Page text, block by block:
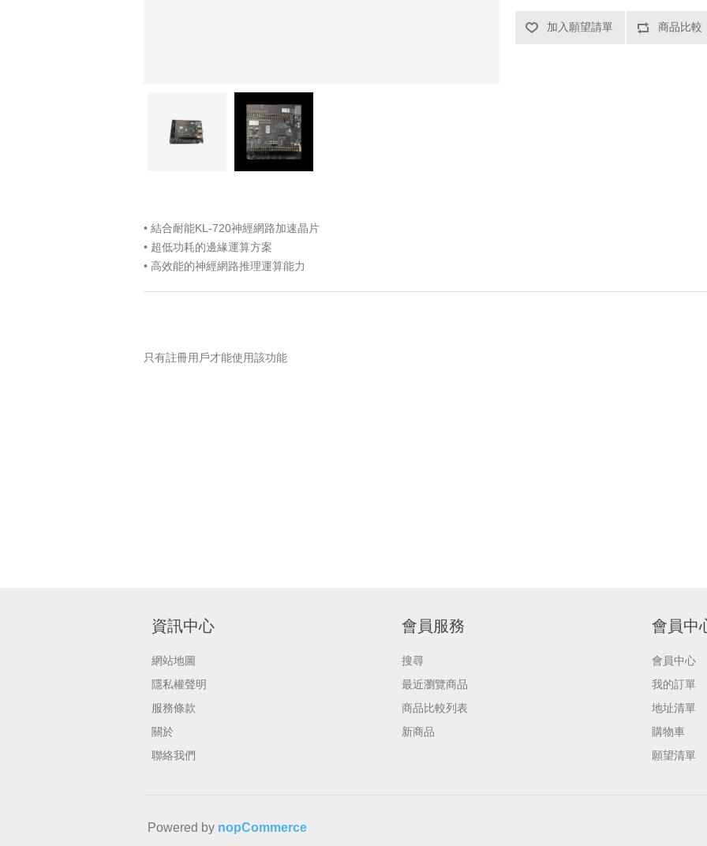
加入願望請單 商品比較
• 結合耐能KL-720神經網路加速晶片
• 超低功耗的邊緣運算方案
• 高效能的神經網路推理運算能力
只有註冊用戶才能使用該功能
資訊中心
網站地圖
隱私權聲明
服務條款
關於
聯絡我們
會員服務
搜尋
最近瀏覽商品
商品比較列表
新商品
會員中
會員中心
我的訂單
地址清單
購物車
願望清單
Powered by nopCommerce